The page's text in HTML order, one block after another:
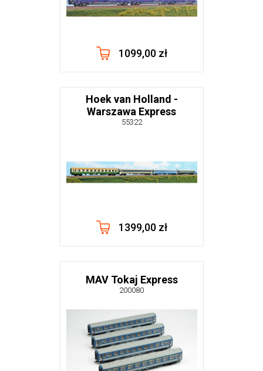
1099,00 zł
Hoek van Holland -
Warszawa Express
55322
1399,00 zł
MAV Tokaj Express
200080